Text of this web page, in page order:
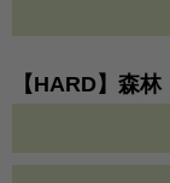
【HARD】森林